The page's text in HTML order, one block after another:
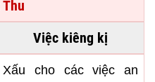
Việc kiêng kị
Xấu cho các việc an